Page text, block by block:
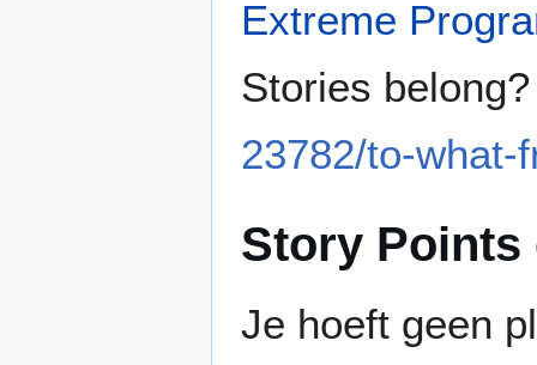
Extreme
Stories
23782/to-what-
Story Points
Je hoeft geen